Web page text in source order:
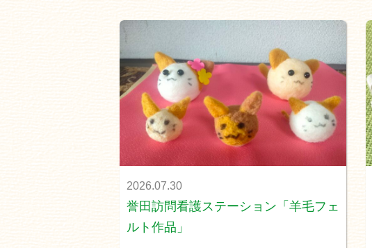
2026.07.30
誉田訪問看護ステーション「羊毛フェ
ルト作品」